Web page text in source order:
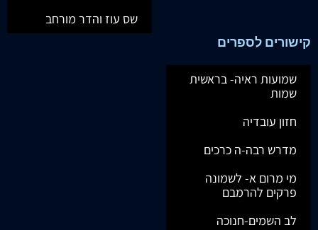
שס עוז והדר מורחב
קישורים לספרים
שמועות ראיה- בראשית
שמות
חזון עובדיה
מדרש רבה-ה כרכים
מי מרום א- לשמונה
פרקים להרמבם
לב השמים-חנוכה